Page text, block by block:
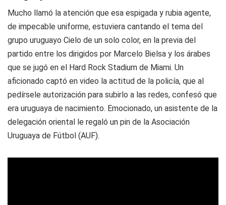
Mucho llamó la atención que esa espigada y rubia agente,
de impecable uniforme, estuviera cantando el tema del
grupo uruguayo Cielo de un solo color, en la previa del
partido entre los dirigidos por Marcelo Bielsa y los árabes
que se jugó en el Hard Rock Stadium de Miami. Un
aficionado captó en video la actitud de la policía, que al
pedírsele autorización para subirlo a las redes, confesó que
era uruguaya de nacimiento. Emocionado, un asistente de la
delegación oriental le regaló un pin de la Asociación
Uruguaya de Fútbol (AUF).